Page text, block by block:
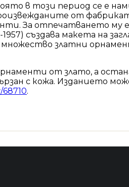
в този период се е
от
За отпечатването му
създава макета на
множество златни
от злато, а
с кожа. Изданието
.